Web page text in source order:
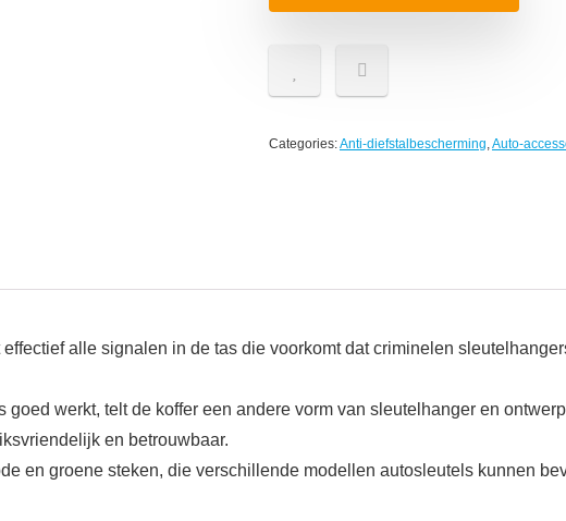
Categories:Anti-diefstalbescherming,Auto-
alle signalen in de tas die voorkomt dat criminelen
goed werkt, telt de koffer een andere vorm van sleutelhanger en
en betrouwbaar.
en groene steken, die verschillende modellen autosleutels kunnen